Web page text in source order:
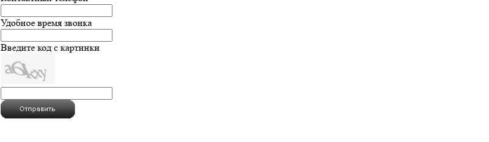
Удобное время звонка
Введите код с картинки